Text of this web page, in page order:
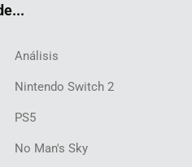
Análisis
Nintendo Switch 2
PS5
No Man's Sky